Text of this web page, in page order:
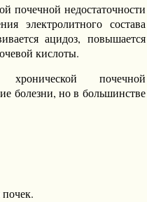
почечной недостаточности
электролитного состава
ацидоз, повышается
кислоты.
почечной
болезни, но в большинстве